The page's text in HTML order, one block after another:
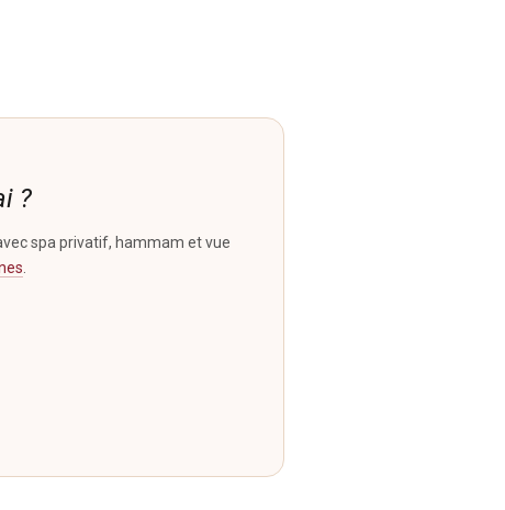
?
spa privatif, hammam et vue
.